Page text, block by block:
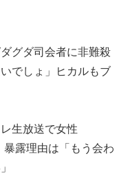
グダ司会者に非難殺
でしょ」ヒカルもブ
生放送で女性
露理由は「もう会わ